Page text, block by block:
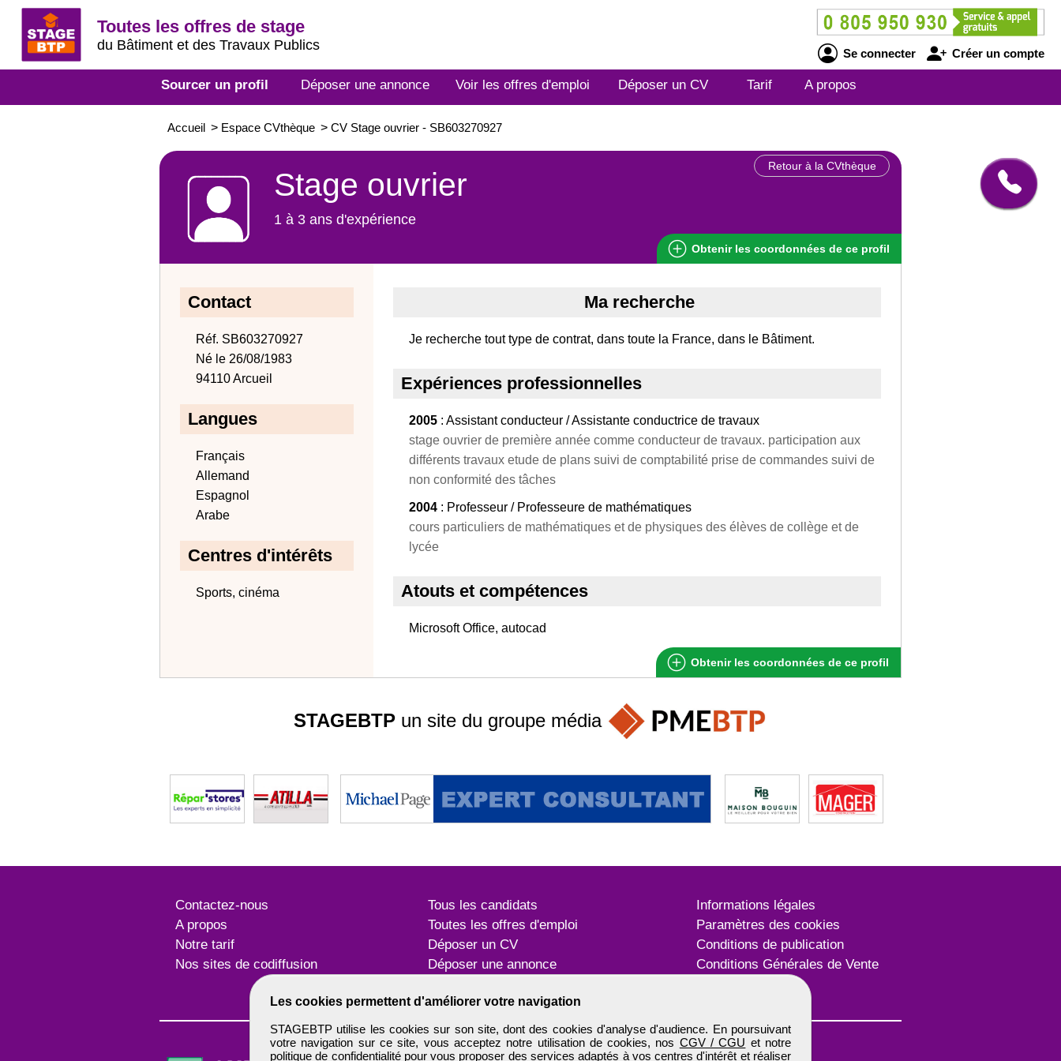
Toutes les offres de stage
du Bâtiment et des Travaux Publics
Se connecter Créer un compte
Sourcer un profil Déposer une annonce Voir les offres d'emploi Déposer un CV Tarif A propos
Accueil > Espace CVthèque > CV Stage ouvrier - SB603270927
Retour à la CVthèque
Stage ouvrier
1 à 3 ans d'expérience
Obtenir les coordonnées de ce profil
Contact
Réf. SB603270927
Né le 26/08/1983
94110 Arcueil
Langues
Français
Allemand
Espagnol
Arabe
Centres d'intérêts
Sports, cinéma
Ma recherche
Je recherche tout type de contrat, dans toute la France, dans le Bâtiment.
Expériences professionnelles
2005 : Assistant conducteur / Assistante conductrice de travaux
stage ouvrier de première année comme conducteur de travaux. participation aux
différents travaux etude de plans suivi de comptabilité prise de commandes suivi de
non conformité des tâches
2004 : Professeur / Professeure de mathématiques
cours particuliers de mathématiques et de physiques des élèves de collège et de
lycée
Atouts et compétences
Microsoft Office, autocad
Obtenir les coordonnées de ce profil
Les cookies permettent d'améliorer votre navigation
STAGEBTP utilise les cookies sur son site, dont des cookies d'analyse d'audience. En poursuivant
votre navigation sur ce site, vous acceptez notre utilisation de cookies, nos CGV / CGU et notre
politique de confidentialitépour vous proposer des services adaptés à vos centres d'intérêt et réaliser
STAGEBTP un site du groupe média
Contactez-nous
A propos
Notre tarif
Nos sites de codiffusion
Tous les candidats
Toutes les offres d'emploi
Déposer un CV
Déposer une annonce
Informations légales
Paramètres des cookies
Conditions de publication
Conditions Générales de Vente